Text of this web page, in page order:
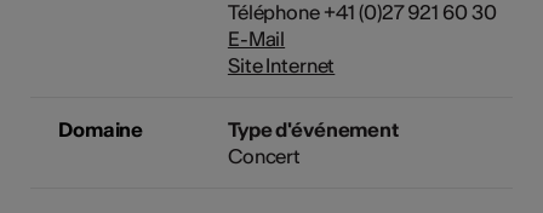
Téléphone +41 (0)27 921 60 30
E-Mail
Site Internet
Domaine
Type d'événement
Concert